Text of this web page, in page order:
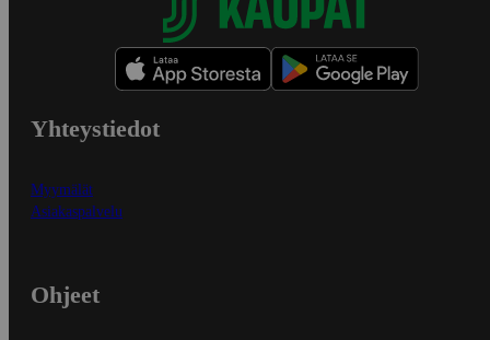
Yhteystiedot
Myymälät
Asiakaspalvelu
Ohjeet